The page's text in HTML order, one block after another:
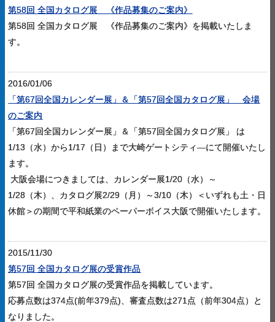
第58回 全国カタログ展 《作品募集のご案内》
第58回 全国カタログ展 《作品募集のご案内》を掲載いたしま
す。
2016/01/06
「第67回全国カレンダー展」＆「第57回全国カタログ展」 会場
のご案内
「第67回全国カレンダー展」＆「第57回全国カタログ展」 は
1/13（水）から1/17（日）まで大崎ゲートシティ―にて開催いたし
ます。
大阪会場につきましては、カレンダー展1/20（水）～
1/28（木）、カタログ展2/29（月）～3/10（木）＜いずれも土・日
休館＞の期間で平和紙業のペーパーボイス大阪で開催いたします。
2015/11/30
第57回 全国カタログ展の受賞作品
第57回 全国カタログ展の受賞作品を掲載しています。
応募点数は374点(前年379点)、審査点数は271点（前年304点）と
なりました。